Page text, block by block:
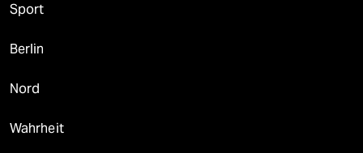
Sport
Berlin
Nord
Wahrheit